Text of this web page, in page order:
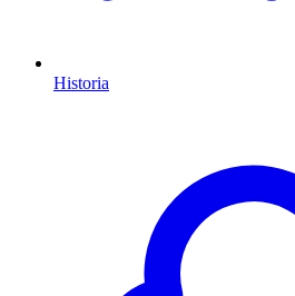
Historia